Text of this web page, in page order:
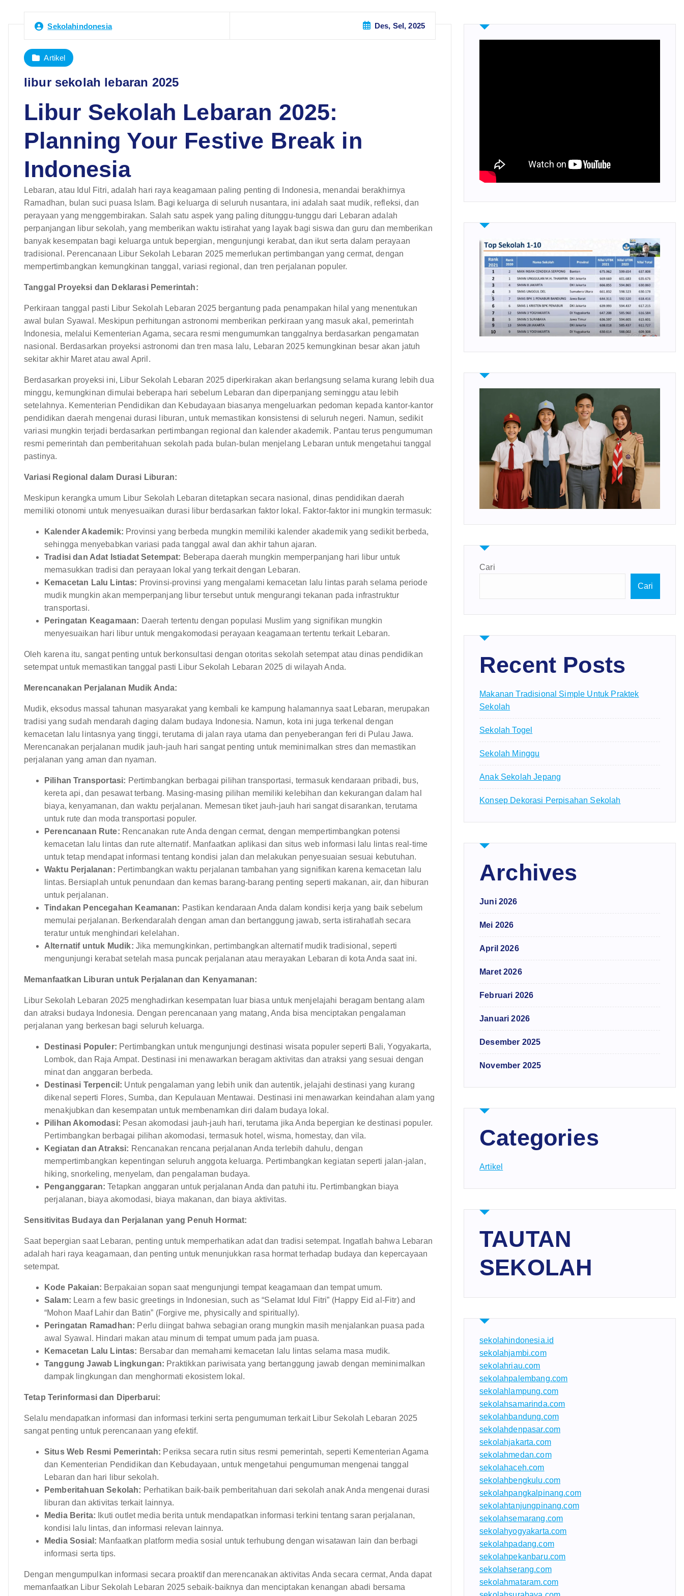
Sekolahindonesia Des, Sel, 2025
Artikel
libur sekolah lebaran 2025
Libur Sekolah Lebaran 2025:
Planning Your Festive Break in
Indonesia
Lebaran, atau Idul Fitri, adalah hari raya keagamaan paling penting di Indonesia, menandai berakhirnya
Ramadhan, bulan suci puasa Islam. Bagi keluarga di seluruh nusantara, ini adalah saat mudik, refleksi, dan
perayaan yang menggembirakan. Salah satu aspek yang paling ditunggu-tunggu dari Lebaran adalah
perpanjangan libur sekolah, yang memberikan waktu istirahat yang layak bagi siswa dan guru dan memberikan
banyak kesempatan bagi keluarga untuk bepergian, mengunjungi kerabat, dan ikut serta dalam perayaan
tradisional. Perencanaan Libur Sekolah Lebaran 2025 memerlukan pertimbangan yang cermat, dengan
mempertimbangkan kemungkinan tanggal, variasi regional, dan tren perjalanan populer.
Tanggal Proyeksi dan Deklarasi Pemerintah:
Perkiraan tanggal pasti Libur Sekolah Lebaran 2025 bergantung pada penampakan hilal yang menentukan
awal bulan Syawal. Meskipun perhitungan astronomi memberikan perkiraan yang masuk akal, pemerintah
Indonesia, melalui Kementerian Agama, secara resmi mengumumkan tanggalnya berdasarkan pengamatan
nasional. Berdasarkan proyeksi astronomi dan tren masa lalu, Lebaran 2025 kemungkinan besar akan jatuh
sekitar akhir Maret atau awal April.
Berdasarkan proyeksi ini, Libur Sekolah Lebaran 2025 diperkirakan akan berlangsung selama kurang lebih dua
minggu, kemungkinan dimulai beberapa hari sebelum Lebaran dan diperpanjang seminggu atau lebih
setelahnya. Kementerian Pendidikan dan Kebudayaan biasanya mengeluarkan pedoman kepada kantor-kantor
pendidikan daerah mengenai durasi liburan, untuk memastikan konsistensi di seluruh negeri. Namun, sedikit
variasi mungkin terjadi berdasarkan pertimbangan regional dan kalender akademik. Pantau terus pengumuman
resmi pemerintah dan pemberitahuan sekolah pada bulan-bulan menjelang Lebaran untuk mengetahui tanggal
pastinya.
Variasi Regional dalam Durasi Liburan:
Meskipun kerangka umum Libur Sekolah Lebaran ditetapkan secara nasional, dinas pendidikan daerah
memiliki otonomi untuk menyesuaikan durasi libur berdasarkan faktor lokal. Faktor-faktor ini mungkin termasuk:
Kalender Akademik: Provinsi yang berbeda mungkin memiliki kalender akademik yang sedikit berbeda,
sehingga menyebabkan variasi pada tanggal awal dan akhir tahun ajaran.
Tradisi dan Adat Istiadat Setempat: Beberapa daerah mungkin memperpanjang hari libur untuk
memasukkan tradisi dan perayaan lokal yang terkait dengan Lebaran.
Kemacetan Lalu Lintas: Provinsi-provinsi yang mengalami kemacetan lalu lintas parah selama periode
mudik mungkin akan memperpanjang libur tersebut untuk mengurangi tekanan pada infrastruktur
transportasi.
Peringatan Keagamaan: Daerah tertentu dengan populasi Muslim yang signifikan mungkin
menyesuaikan hari libur untuk mengakomodasi perayaan keagamaan tertentu terkait Lebaran.
Oleh karena itu, sangat penting untuk berkonsultasi dengan otoritas sekolah setempat atau dinas pendidikan
setempat untuk memastikan tanggal pasti Libur Sekolah Lebaran 2025 di wilayah Anda.
Merencanakan Perjalanan Mudik Anda:
Mudik, eksodus massal tahunan masyarakat yang kembali ke kampung halamannya saat Lebaran, merupakan
tradisi yang sudah mendarah daging dalam budaya Indonesia. Namun, kota ini juga terkenal dengan
kemacetan lalu lintasnya yang tinggi, terutama di jalan raya utama dan penyeberangan feri di Pulau Jawa.
Merencanakan perjalanan mudik jauh-jauh hari sangat penting untuk meminimalkan stres dan memastikan
perjalanan yang aman dan nyaman.
Pilihan Transportasi: Pertimbangkan berbagai pilihan transportasi, termasuk kendaraan pribadi, bus,
kereta api, dan pesawat terbang. Masing-masing pilihan memiliki kelebihan dan kekurangan dalam hal
biaya, kenyamanan, dan waktu perjalanan. Memesan tiket jauh-jauh hari sangat disarankan, terutama
untuk rute dan moda transportasi populer.
Perencanaan Rute: Rencanakan rute Anda dengan cermat, dengan mempertimbangkan potensi
kemacetan lalu lintas dan rute alternatif. Manfaatkan aplikasi dan situs web informasi lalu lintas real-time
untuk tetap mendapat informasi tentang kondisi jalan dan melakukan penyesuaian sesuai kebutuhan.
Waktu Perjalanan: Pertimbangkan waktu perjalanan tambahan yang signifikan karena kemacetan lalu
lintas. Bersiaplah untuk penundaan dan kemas barang-barang penting seperti makanan, air, dan hiburan
untuk perjalanan.
Tindakan Pencegahan Keamanan: Pastikan kendaraan Anda dalam kondisi kerja yang baik sebelum
memulai perjalanan. Berkendaralah dengan aman dan bertanggung jawab, serta istirahatlah secara
teratur untuk menghindari kelelahan.
Alternatif untuk Mudik: Jika memungkinkan, pertimbangkan alternatif mudik tradisional, seperti
mengunjungi kerabat setelah masa puncak perjalanan atau merayakan Lebaran di kota Anda saat ini.
Memanfaatkan Liburan untuk Perjalanan dan Kenyamanan:
Libur Sekolah Lebaran 2025 menghadirkan kesempatan luar biasa untuk menjelajahi beragam bentang alam
dan atraksi budaya Indonesia. Dengan perencanaan yang matang, Anda bisa menciptakan pengalaman
perjalanan yang berkesan bagi seluruh keluarga.
Destinasi Populer: Pertimbangkan untuk mengunjungi destinasi wisata populer seperti Bali, Yogyakarta,
Lombok, dan Raja Ampat. Destinasi ini menawarkan beragam aktivitas dan atraksi yang sesuai dengan
minat dan anggaran berbeda.
Destinasi Terpencil: Untuk pengalaman yang lebih unik dan autentik, jelajahi destinasi yang kurang
dikenal seperti Flores, Sumba, dan Kepulauan Mentawai. Destinasi ini menawarkan keindahan alam yang
menakjubkan dan kesempatan untuk membenamkan diri dalam budaya lokal.
Pilihan Akomodasi: Pesan akomodasi jauh-jauh hari, terutama jika Anda bepergian ke destinasi populer.
Pertimbangkan berbagai pilihan akomodasi, termasuk hotel, wisma, homestay, dan vila.
Kegiatan dan Atraksi: Rencanakan rencana perjalanan Anda terlebih dahulu, dengan
mempertimbangkan kepentingan seluruh anggota keluarga. Pertimbangkan kegiatan seperti jalan-jalan,
hiking, snorkeling, menyelam, dan pengalaman budaya.
Penganggaran: Tetapkan anggaran untuk perjalanan Anda dan patuhi itu. Pertimbangkan biaya
perjalanan, biaya akomodasi, biaya makanan, dan biaya aktivitas.
Sensitivitas Budaya dan Perjalanan yang Penuh Hormat:
Saat bepergian saat Lebaran, penting untuk memperhatikan adat dan tradisi setempat. Ingatlah bahwa Lebaran
adalah hari raya keagamaan, dan penting untuk menunjukkan rasa hormat terhadap budaya dan kepercayaan
setempat.
Kode Pakaian: Berpakaian sopan saat mengunjungi tempat keagamaan dan tempat umum.
Salam: Learn a few basic greetings in Indonesian, such as “Selamat Idul Fitri” (Happy Eid al-Fitr) and
“Mohon Maaf Lahir dan Batin” (Forgive me, physically and spiritually).
Peringatan Ramadhan: Perlu diingat bahwa sebagian orang mungkin masih menjalankan puasa pada
awal Syawal. Hindari makan atau minum di tempat umum pada jam puasa.
Kemacetan Lalu Lintas: Bersabar dan memahami kemacetan lalu lintas selama masa mudik.
Tanggung Jawab Lingkungan: Praktikkan pariwisata yang bertanggung jawab dengan meminimalkan
dampak lingkungan dan menghormati ekosistem lokal.
Tetap Terinformasi dan Diperbarui:
Selalu mendapatkan informasi dan informasi terkini serta pengumuman terkait Libur Sekolah Lebaran 2025
sangat penting untuk perencanaan yang efektif.
Situs Web Resmi Pemerintah: Periksa secara rutin situs resmi pemerintah, seperti Kementerian Agama
dan Kementerian Pendidikan dan Kebudayaan, untuk mengetahui pengumuman mengenai tanggal
Lebaran dan hari libur sekolah.
Pemberitahuan Sekolah: Perhatikan baik-baik pemberitahuan dari sekolah anak Anda mengenai durasi
liburan dan aktivitas terkait lainnya.
Media Berita: Ikuti outlet media berita untuk mendapatkan informasi terkini tentang saran perjalanan,
kondisi lalu lintas, dan informasi relevan lainnya.
Media Sosial: Manfaatkan platform media sosial untuk terhubung dengan wisatawan lain dan berbagi
informasi serta tips.
Dengan mengumpulkan informasi secara proaktif dan merencanakan aktivitas Anda secara cermat, Anda dapat
memanfaatkan Libur Sekolah Lebaran 2025 sebaik-baiknya dan menciptakan kenangan abadi bersama
Cari
Cari
Recent Posts
Makanan Tradisional Simple Untuk Praktek
Sekolah
Sekolah Togel
Sekolah Minggu
Anak Sekolah Jepang
Konsep Dekorasi Perpisahan Sekolah
Archives
Juni 2026
Mei 2026
April 2026
Maret 2026
Februari 2026
Januari 2026
Desember 2025
November 2025
Categories
Artikel
TAUTAN
SEKOLAH
sekolahindonesia.id
sekolahjambi.com
sekolahriau.com
sekolahpalembang.com
sekolahlampung.com
sekolahsamarinda.com
sekolahbandung.com
sekolahdenpasar.com
sekolahjakarta.com
sekolahmedan.com
sekolahaceh.com
sekolahbengkulu.com
sekolahpangkalpinang.com
sekolahtanjungpinang.com
sekolahsemarang.com
sekolahyogyakarta.com
sekolahpadang.com
sekolahpekanbaru.com
sekolahserang.com
sekolahmataram.com